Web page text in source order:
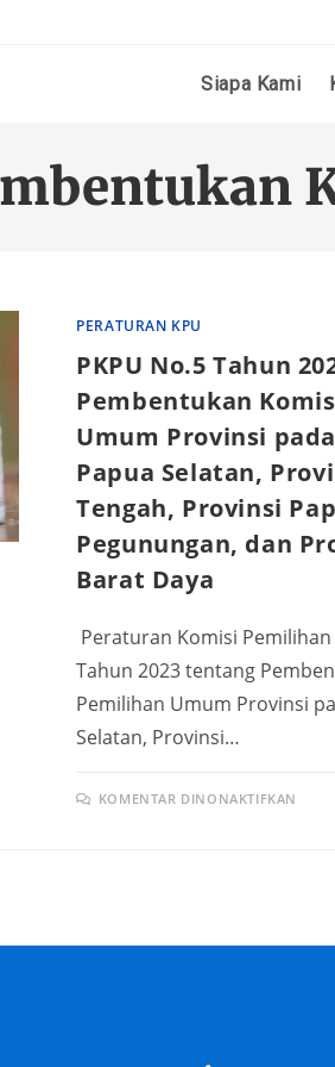
Siapa Kami
PERATURAN KPU
PKPU No.5 Tahun
Pembentukan
Umum Provinsi
Papua Selatan,
Tengah, Provinsi
Pegunungan, dan
Barat Daya
Peraturan Komisi
Tahun 2023 tentang
Pemilihan Umum Provinsi
Selatan, Provinsi…
KOMENTAR DINONAKTIFKAN